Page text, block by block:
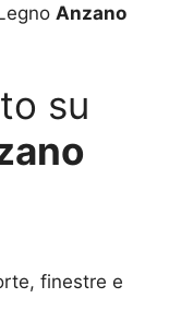
Anzano
su
finestre e